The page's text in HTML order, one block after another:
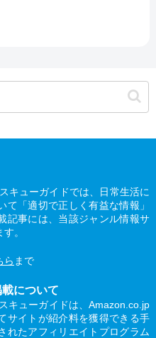
キューガイドでは、日常生活に
「適切で正しく有益な情報」
記事には、当該ジャンル情報サ
。
ら まで
について
キューガイドは、Amazon.co.jp
サイトが紹介料を獲得できる手
れたアフィリエイトプログラム